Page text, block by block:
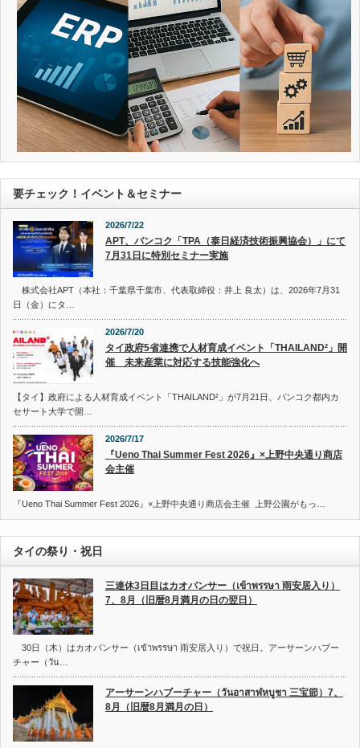
要チェック！イベント＆セミナー
2026/7/22
APT、バンコク「TPA（泰日経済技術振興協会）」にて
7月31日に特別セミナー実施
株式会社APT（本社：千葉県千葉市、代表取締役：井上 良太）は、2026年7月31
日（金）にタ…
2026/7/20
タイ政府5省連携で人材育成イベント「THAILAND²」開
催 未来産業に対応する技能強化へ
【タイ】政府による人材育成イベント「THAILAND²」が7月21日、バンコク都内カ
セサート大学で開…
2026/7/17
『Ueno Thai Summer Fest 2026』×上野中央通り商店
会主催
『Ueno Thai Summer Fest 2026』×上野中央通り商店会主催 上野公園がもっ…
タイの祭り・祝日
三連休3日目はカオパンサー（เข้าพรรษา 雨安居入り）
7、8月（旧暦8月満月の日の翌日）
30日（木）はカオパンサー（เข้าพรรษา 雨安居入り）で祝日。アーサーンハブー
チャー（วัน…
アーサーンハブーチャー（วันอาสาฬหบูชา 三宝節）7、
8月（旧暦8月満月の日）